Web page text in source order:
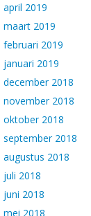
april 2019
maart 2019
februari 2019
januari 2019
december 2018
november 2018
oktober 2018
september 2018
augustus 2018
juli 2018
juni 2018
mei 2018